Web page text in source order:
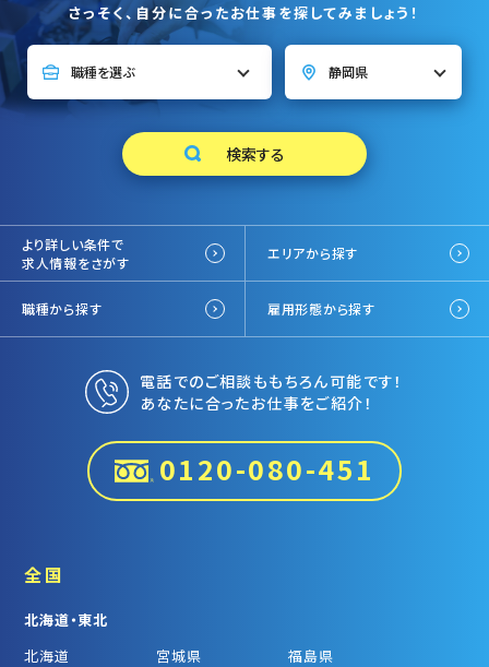
さっそく、自分に合ったお仕事を探してみましょう！
より詳しい条件で
求人情報をさがす
エリアから探す
職種から探す 雇用形態から探す
電話でのご相談ももちろん可能です！
あなたに合ったお仕事をご紹介！
0120-080-451
全国
北海道・東北
北海道
宮城県 福島県